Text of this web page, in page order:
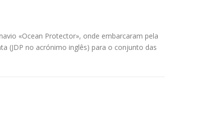
«Ocean Protector», onde embarcaram pela
(JDP no acrónimo inglês) para o conjunto das